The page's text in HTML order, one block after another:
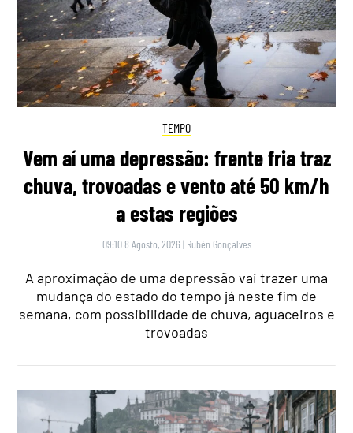
TEMPO
Vem aí uma depressão: frente fria traz
chuva, trovoadas e vento até 50 km/h
a estas regiões
09:10 8 Agosto, 2026 | Rubén Gonçalves
A aproximação de uma depressão vai trazer uma
mudança do estado do tempo já neste fim de
semana, com possibilidade de chuva, aguaceiros e
trovoadas